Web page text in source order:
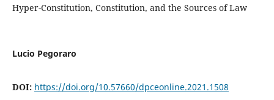
Hyper-Constitution, Constitution, and the Sources of Law
Lucio Pegoraro
DOI: https://doi.org/10.57660/dpceonline.2021.1508